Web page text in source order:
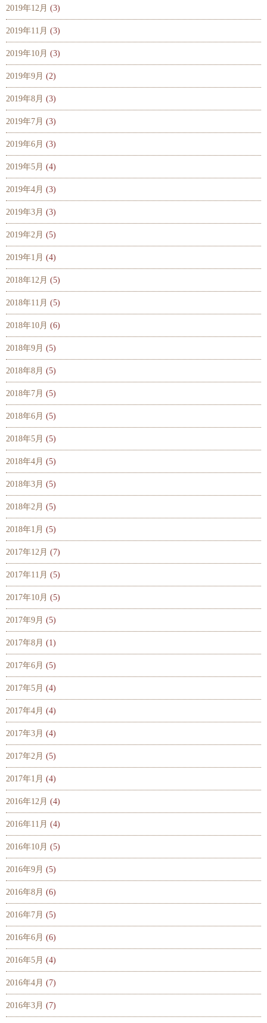
2019年12月 (3)
2019年11月 (3)
2019年10月 (3)
2019年9月 (2)
2019年8月 (3)
2019年7月 (3)
2019年6月 (3)
2019年5月 (4)
2019年4月 (3)
2019年3月 (3)
2019年2月 (5)
2019年1月 (4)
2018年12月 (5)
2018年11月 (5)
2018年10月 (6)
2018年9月 (5)
2018年8月 (5)
2018年7月 (5)
2018年6月 (5)
2018年5月 (5)
2018年4月 (5)
2018年3月 (5)
2018年2月 (5)
2018年1月 (5)
2017年12月 (7)
2017年11月 (5)
2017年10月 (5)
2017年9月 (5)
2017年8月 (1)
2017年6月 (5)
2017年5月 (4)
2017年4月 (4)
2017年3月 (4)
2017年2月 (5)
2017年1月 (4)
2016年12月 (4)
2016年11月 (4)
2016年10月 (5)
2016年9月 (5)
2016年8月 (6)
2016年7月 (5)
2016年6月 (6)
2016年5月 (4)
2016年4月 (7)
2016年3月 (7)